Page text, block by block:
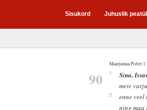
Sisukord Juhuslik
Maarjamaa Piibel
90
1
Sina,
meie
2
enne
ning maa